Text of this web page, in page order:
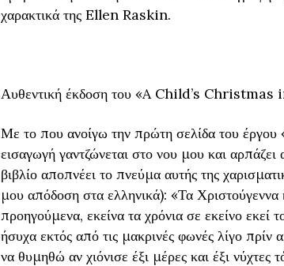
χαρακτικά της Ellen Raskin.
Αυθεντική έκδοση του «A Child’s
Με το που ανοίγω την πρώτη σελίδα του έργου
εισαγωγή γαντζώνεται στο νου μου και αρπάζει
βιβλίο αποπνέει το πνεύμα αυτής της
μου απόδοση στα ελληνικά): «Τα
προηγούμενα, εκείνα τα χρόνια σε εκείνο
ήσυχα εκτός από τις μακρινές φωνές λίγο
να θυμηθώ αν χιόνισε έξι μέρες και έξι νύχτες